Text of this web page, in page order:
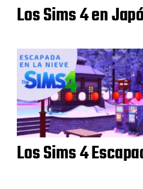
Los Sims 4 en
Los Sims 4